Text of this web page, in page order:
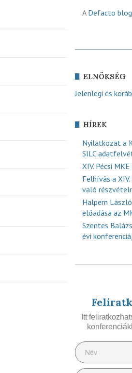
A Defacto blog
ELNÖKSÉG
Jelenlegi és
HÍREK
Nyilatkozat a
SILC
XIV. Pécsi
Felhívás a
való
Halpern
előadása az
Szentes
évi
Itt